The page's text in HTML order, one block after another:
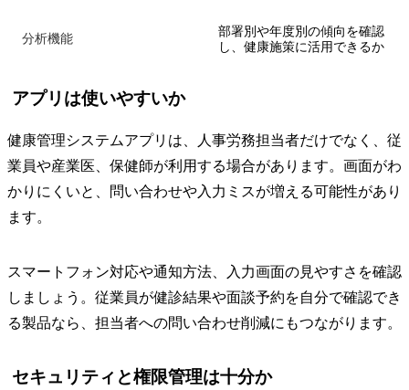
分析機能
部署別や年度別の傾向を確認
し、健康施策に活用できるか
アプリは使いやすいか
健康管理システムアプリは、人事労務担当者だけでなく、従
業員や産業医、保健師が利用する場合があります。画面がわ
かりにくいと、問い合わせや入力ミスが増える可能性があり
ます。
スマートフォン対応や通知方法、入力画面の見やすさを確認
しましょう。従業員が健診結果や面談予約を自分で確認でき
る製品なら、担当者への問い合わせ削減にもつながります。
セキュリティと権限管理は十分か